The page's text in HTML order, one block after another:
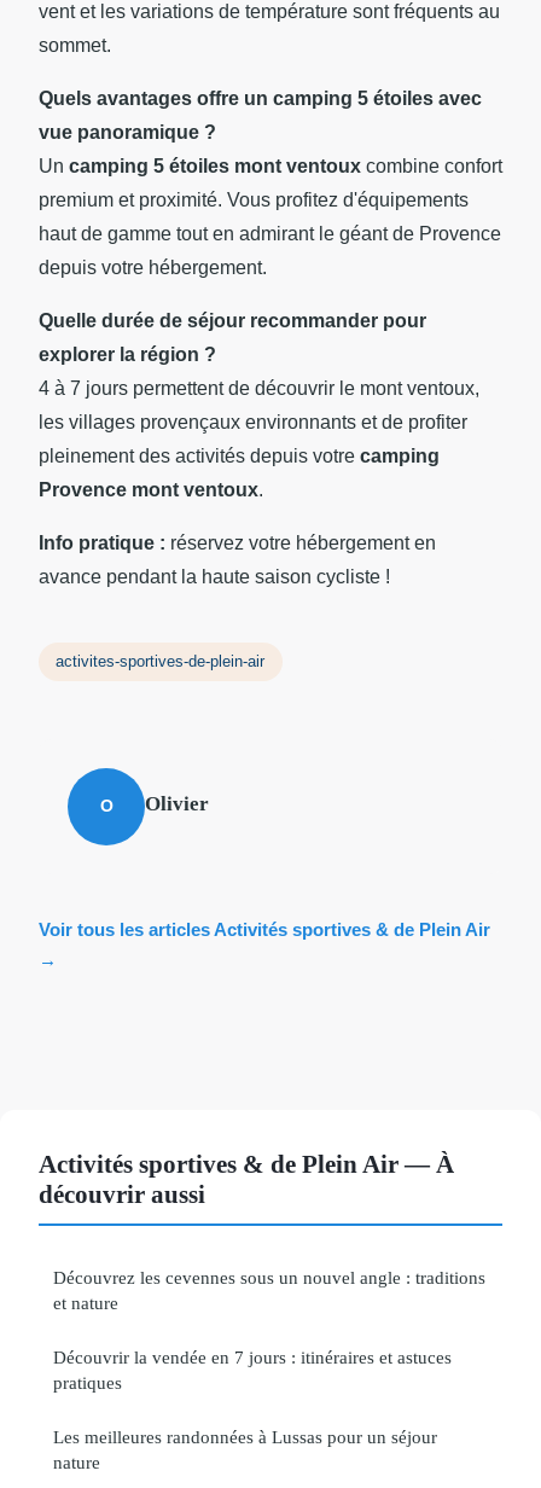
vent et les variations de température sont fréquents au
sommet.
Quels avantages offre un camping 5 étoiles avec
vue panoramique ?
Un camping 5 étoiles mont ventoux combine confort
premium et proximité. Vous profitez d'équipements
haut de gamme tout en admirant le géant de Provence
depuis votre hébergement.
Quelle durée de séjour recommander pour
explorer la région ?
4 à 7 jours permettent de découvrir le mont ventoux,
les villages provençaux environnants et de profiter
pleinement des activités depuis votre camping
Provence mont ventoux.
Info pratique : réservez votre hébergement en
avance pendant la haute saison cycliste !
activites-sportives-de-plein-air
O Olivier
Voir tous les articles Activités sportives & de Plein Air
→
Activités sportives & de Plein Air — À
découvrir aussi
Découvrez les cevennes sous un nouvel angle : traditions
et nature
Découvrir la vendée en 7 jours : itinéraires et astuces
pratiques
Les meilleures randonnées à Lussas pour un séjour
nature